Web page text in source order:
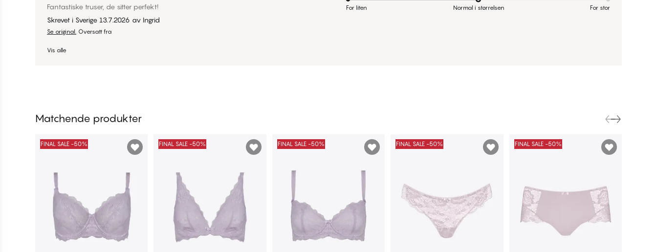
Fantastiske truser, de sitter perfekt!
Skrevet i Sverige 13.7.2026 av Ingrid
Se original. Oversatt fra
Vis alle
For liten Normal i størrelsen For stor
Matchende produkter
FINAL SALE -50% FINAL SALE -50% FINAL SALE -50% FINAL SALE -50% FINAL SALE -50%